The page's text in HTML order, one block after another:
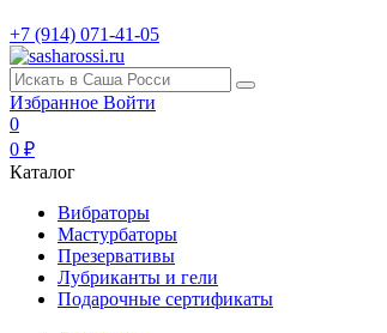
+7 (914) 071-41-05
Избранное Войти
0
0 ₽
Каталог
Вибраторы
Мастурбаторы
Презервативы
Лубриканты и гели
Подарочные сертификаты